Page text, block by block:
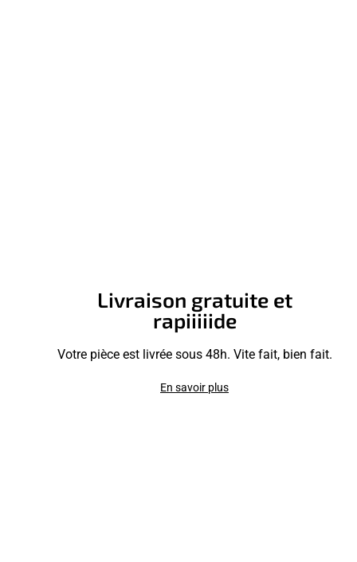
Livraison gratuite et
rapiiiiide
Votre pièce est livrée sous 48h. Vite fait, bien fait.
En savoir plus